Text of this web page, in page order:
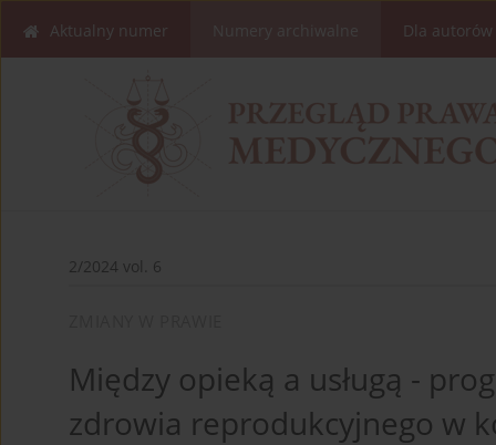
Aktualny numer Dla autorów
2/2024 vol. 6
Między opieką a usługą -
zdrowia reprodukcyjnego w